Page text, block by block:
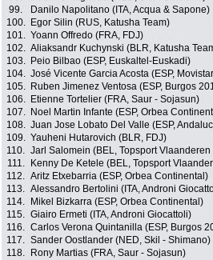
99.
Danilo Napolitano (ITA, Acqua & Sapone)
100.
Egor Silin (RUS, Katusha Team)
101. Yoann Offredo (FRA, FDJ)
102. Aliaksandr Kuchynski (BLR, Katusha
103.
Peio Bilbao (ESP, Euskaltel-Euskadi)
104. José Vicente Garcia Acosta (ESP,
105.
Ruben Jimenez Ventosa (ESP, Burgos
106.
Etienne Tortelier (FRA, Saur - Sojasun)
107.
Noel Martin Infante (ESP, Orbea
108. Juan Jose Lobato Del Valle (ESP,
109. Yauheni Hutarovich (BLR, FDJ)
110. Jarl Salomein (BEL, Topsport Vlaanderen
111.
Kenny De Ketele (BEL, Topsport
112. Aritz Etxebarria (ESP, Orbea Continental)
113. Alessandro Bertolini (ITA, Androni
114.
Mikel Bizkarra (ESP, Orbea Continental)
115. Giairo Ermeti (ITA, Androni Giocattoli)
116. Carlos Verona Quintanilla (ESP, Burgos
117. Sander Oostlander (NED, Skil - Shimano)
118.
Rony Martias (FRA, Saur - Sojasun)